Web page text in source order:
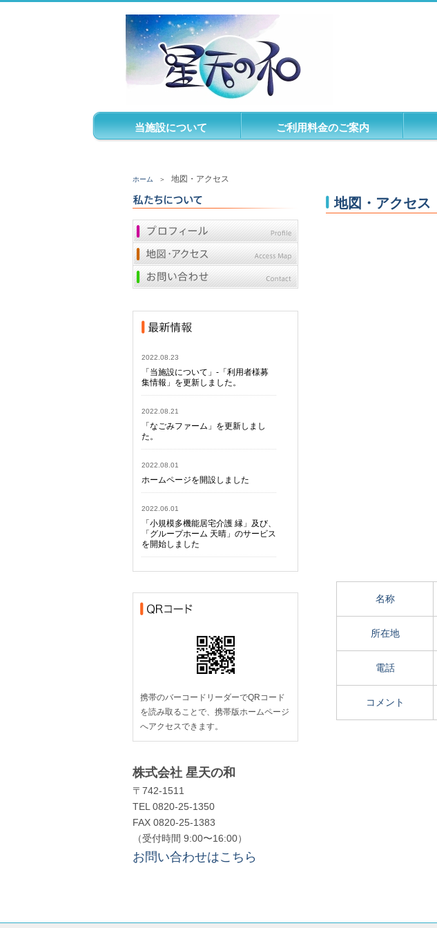
当施設について ご利用料金のご案内
ホーム ＞ 地図・アクセス
プロフィール
地図・アクセス
2022.08.23
「当施設について」-「利用者様募
集情報」を更新しました。
2022.08.21
「なごみファーム」を更新しまし
た。
2022.08.01
ホームページを開設しました
2022.06.01
「小規模多機能居宅介護 縁」及び、
「グループホーム 天晴」のサービス
を開始しました
携帯のバーコードリーダーでQRコード
を読み取ることで、携帯版ホームページ
へアクセスできます。
株式会社 星天の和
〒742-1511
TEL 0820-25-1350
FAX 0820-25-1383
（受付時間 9:00〜16:00）
お問い合わせはこちら
地図・アクセス
名称
所在地
電話
コメント